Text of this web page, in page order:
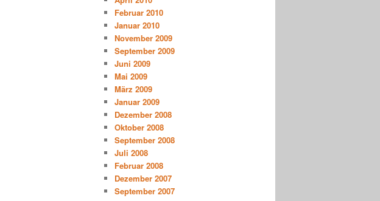
Februar 2010
Januar 2010
November 2009
September 2009
Juni 2009
Mai 2009
März 2009
Januar 2009
Dezember 2008
Oktober 2008
September 2008
Juli 2008
Februar 2008
Dezember 2007
September 2007